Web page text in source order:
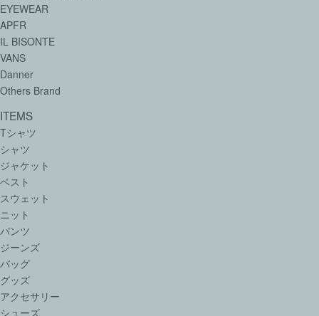
EYEWEAR
APFR
IL BISONTE
VANS
Danner
Others Brand
ITEMS
Tシャツ
シャツ
ジャケット
ベスト
スウェット
ニット
パンツ
ジーンズ
バッグ
グッズ
アクセサリー
シューズ